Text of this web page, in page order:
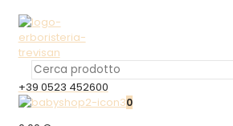
+39 0523 452600
0